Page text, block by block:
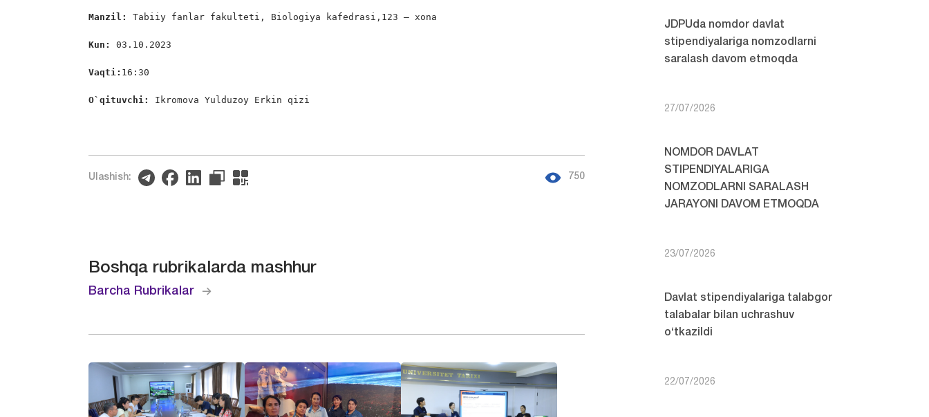
Manzil: Tabiiy fanlar fakulteti, Biologiya kafedrasi,123 – xona
Kun: 03.10.2023
Vaqti: 16:30
O`qituvchi: Ikromova Yulduzoy Erkin qizi
Ulashish: 750
Boshqa rubrikalarda mashhur
Barcha Rubrikalar
JDPUda nomdor davlat
stipendiyalariga nomzodlarni
saralash davom etmoqda
27/07/2026
NOMDOR DAVLAT
STIPENDIYALARIGA
NOMZODLARNI SARALASH
JARAYONI DAVOM ETMOQDA
23/07/2026
Davlat stipendiyalariga talabgor
talabalar bilan uchrashuv
o‘tkazildi
22/07/2026